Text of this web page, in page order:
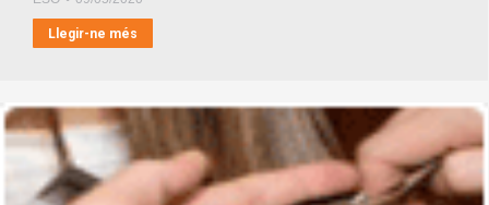
Llegir-ne més